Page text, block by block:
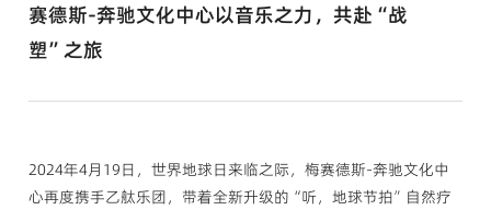
赛德斯-奔驰文化中心以音乐之力，共赴“战
塑”之旅
2024年4月19日 ，世界地球日来临之际，梅赛德斯-奔驰文化中
心再度携手乙舦乐团，带着全新升级的“听，地球节拍”自然疗